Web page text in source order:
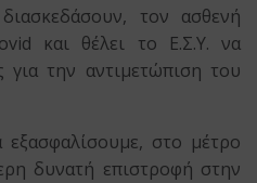
τον ασθενή
και θέλει το Ε.Σ.Υ. να
για την αντιμετώπιση του
στο μέτρο
δυνατή επιστροφή στην